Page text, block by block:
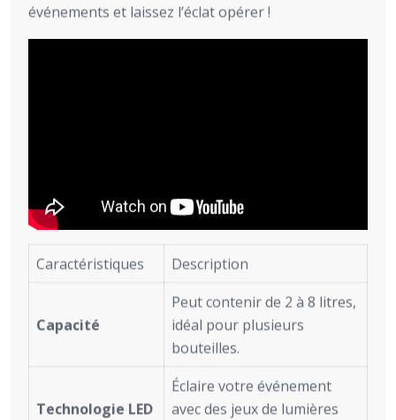
événements et laissez l’éclat opérer !
Caractéristiques Description
Capacité
Peut contenir de 2 à 8 litres,
idéal pour plusieurs
bouteilles.
Technologie LED
Éclaire votre événement
avec des jeux de lumières